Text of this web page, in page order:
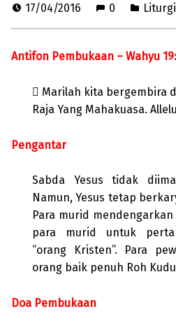
17/04/2016 0 Liturgi
Antifon Pembukaan – Wahyu
 Marilah kita bergembira
Raja Yang Mahakuasa.
Pengantar
Sabda Yesus tidak
Namun, Yesus tetap
Para murid
para murid untuk
“orang Kristen”. Para
orang baik penuh Roh
Doa Pembukaan